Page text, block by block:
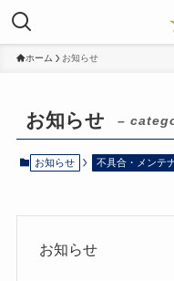
ホーム お知らせ
お知らせ –
お知らせ 不具合・メンテ
お知らせ